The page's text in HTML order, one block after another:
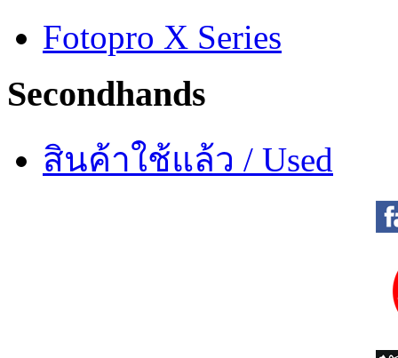
Fotopro X Series
Secondhands
สินค้าใช้แล้ว / Used